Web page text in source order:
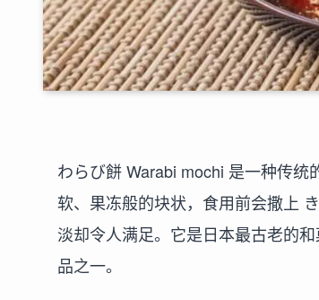
わらび餅 Warabi mochi 是一种传
软、果冻般的块状，食用前会撒上
淡却令人满足。它是日本最古老的
品之一。